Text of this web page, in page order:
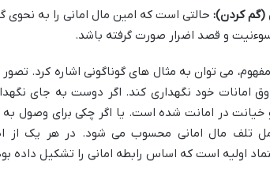
(گم کردن): حالتی است که امین مال امانی را به
سوءنیت و قصد اضرار صورت گرفته باشد.
می توان به مثال های گوناگونی اشاره کرد.
امانات خود نگهداری کند. اگر دوست به جای
در امانت شده است. یا اگر چکی برای وصول
تلف مال امانی محسوب می شود. در هر یک از
اولیه است که اساس رابطه امانی را تشکیل داده